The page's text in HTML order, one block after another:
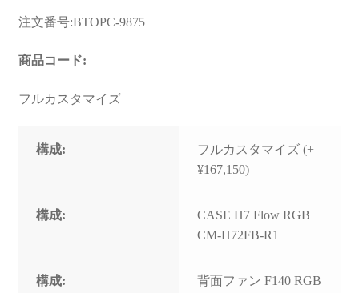
みんなのPC組立履歴
ご使用時にあたって
注文番号:BTOPC-9875
商品コード:
フルカスタマイズ
構成:
フルカスタマイズ (+
¥167,150)
構成:
CASE H7 Flow RGB
CM-H72FB-R1
構成:
背面ファン F140 RGB